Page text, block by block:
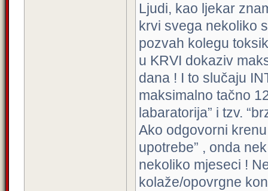
Ljudi, kao ljekar
krvi svega nekoliko
pozvah kolegu
u KRVI dokaziv
dana ! I to slučaju
maksimalno tačno
labaratorija” i tzv.
Ako odgovorni
upotrebe” , onda
nekoliko mjeseci !
kolaže/opovrgne